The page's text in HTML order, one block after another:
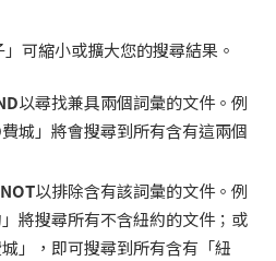
可縮小或擴大您的搜尋結果。
以尋找兼具兩個詞彙的文件。例
費城」將會搜尋到所有含有這兩個
NOT以排除含有該詞彙的文件。例
將搜尋所有不含紐約的文件；或
」，即可搜尋到所有含有「紐